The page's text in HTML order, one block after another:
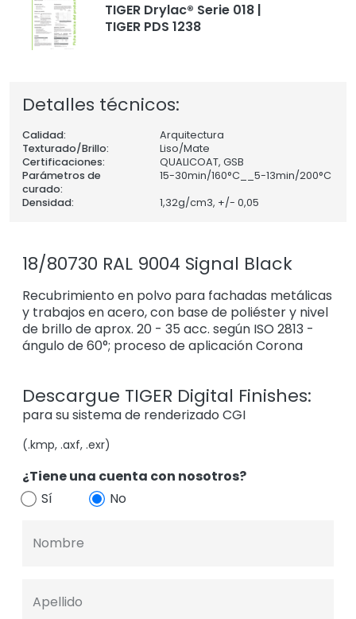
TIGER Drylac® Serie 018 |
TIGER PDS 1238
Detalles técnicos:
Calidad:
Arquitectura
Texturado/Brillo:
Liso/Mate
Certificaciones:
QUALICOAT, GSB
Parámetros de
curado:
15-30min/160°C__5-13min/200°C
Densidad:
1,32g/cm3, +/- 0,05
18/80730 RAL 9004 Signal Black
Recubrimiento en polvo para fachadas metálicas
y trabajos en acero, con base de poliéster y nivel
de brillo de aprox. 20 - 35 acc. según ISO 2813 -
ángulo de 60°; proceso de aplicación Corona
Descargue TIGER Digital Finishes:
para su sistema de renderizado CGI
(.kmp, .axf, .exr)
¿Tiene una cuenta con nosotros?
Sí
No
Nombre
Apellido